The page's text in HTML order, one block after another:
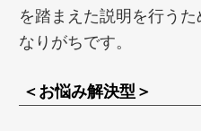
を踏まえた説明を行う
なりがちです。
＜お悩み解決型＞